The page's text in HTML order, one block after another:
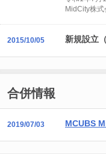
MidCity株式
2015/10/05 新規設立
合併情報
2019/07/03 MCUBS